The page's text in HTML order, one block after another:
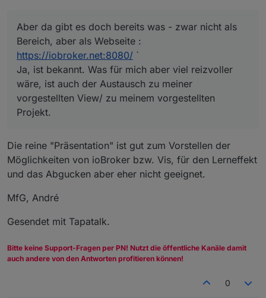
Aber da gibt es doch bereits was - zwar nicht als
Bereich, aber als Webseite :
https://iobroker.net:8080/ `
Ja, ist bekannt. Was für mich aber viel reizvoller
wäre, ist auch der Austausch zu meiner
vorgestellten View/ zu meinem vorgestellten
Projekt.
Die reine "Präsentation" ist gut zum Vorstellen der
Möglichkeiten von ioBroker bzw. Vis, für den Lerneffekt
und das Abgucken aber eher nicht geeignet.
MfG, André
Gesendet mit Tapatalk.
Bitte keine Support-Fragen per PN! Nutzt die öffentliche Kanäle damit
auch andere von den Antworten profitieren können!
0